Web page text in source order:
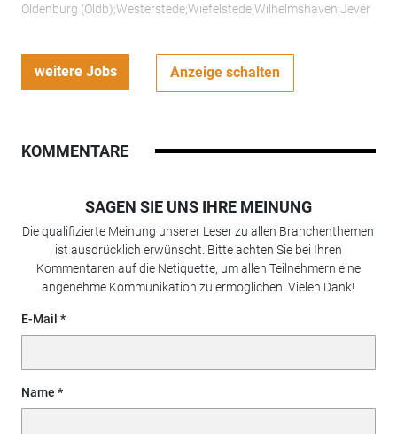
Oldenburg (Oldb);Westerstede;Wiefelstede;Wilhelmshaven;Jever
weitere Jobs Anzeige schalten
KOMMENTARE
SAGEN SIE UNS IHRE MEINUNG
Die qualifizierte Meinung unserer Leser zu allen Branchenthemen
ist ausdrücklich erwünscht. Bitte achten Sie bei Ihren
Kommentaren auf die Netiquette, um allen Teilnehmern eine
angenehme Kommunikation zu ermöglichen. Vielen Dank!
E-Mail
Name